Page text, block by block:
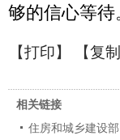
够的信心等待
【打印】 【复
相关链接
住房和城乡建设